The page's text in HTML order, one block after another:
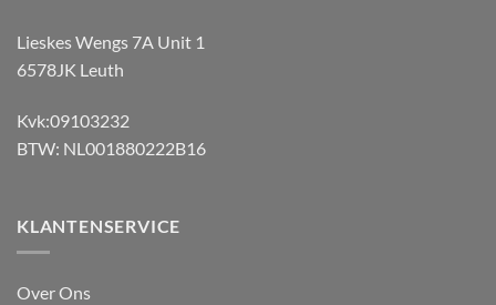
Lieskes Wengs 7A Unit 1
6578JK Leuth
Kvk:09103232
BTW: NL001880222B16
KLANTENSERVICE
Over Ons